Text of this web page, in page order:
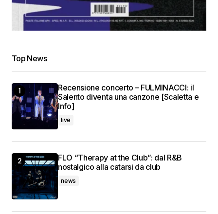
Top News
Recensione concerto – FULMINACCI: il
Salento diventa una canzone [Scaletta e
Info]
live
FLO “Therapy at the Club”: dal R&B
nostalgico alla catarsi da club
news